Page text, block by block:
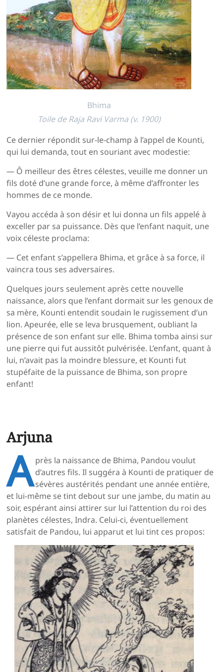
Bhima
Toile de Raja Ravi Varma (v. 1900)
Ce dernier répondit sur-le-champ à l’appel de Kounti,
qui lui demanda, tout en souriant avec modestie:
— Ô meilleur des êtres célestes, veuille me donner un
fils doté d’une grande force, à même d’affronter les
hommes de ce monde.
Vayou accéda à son désir et lui donna un fils appelé à
exceller par sa puissance. Dès que l’enfant naquit, une
voix céleste proclama:
— Cet enfant s’appellera Bhima, et grâce à sa force, il
vaincra tous ses adversaires.
Quelques jours seulement après cette nouvelle
naissance, alors que l’enfant dormait sur les genoux de
sa mère, Kounti entendit soudain le rugissement d’un
lion. Apeurée, elle se leva brusquement, oubliant la
présence de son enfant sur elle. Bhima tomba ainsi sur
une pierre qui fut aussitôt pulvérisée. L’enfant, quant à
lui, n’avait pas la moindre blessure, et Kounti fut
stupéfaite de la puissance de Bhima, son propre
enfant!
Arjuna
A près la naissance de Bhima, Pandou voulut
d’autres fils. Il suggéra à Kounti de pratiquer de
sévères austérités pendant une année entière,
et lui-même se tint debout sur une jambe, du matin au
soir, espérant ainsi attirer sur lui l’attention du roi des
planètes célestes, Indra. Celui-ci, éventuellement
satisfait de Pandou, lui apparut et lui tint ces propos: